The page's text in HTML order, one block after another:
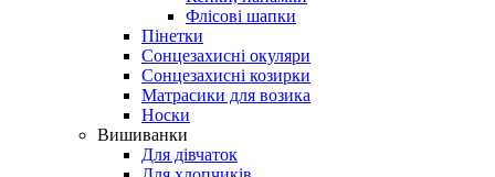
Флісові шапки
Пінетки
Сонцезахисні окуляри
Сонцезахисні козирки
Матрасики для возика
Носки
Вишиванки
Для дівчаток